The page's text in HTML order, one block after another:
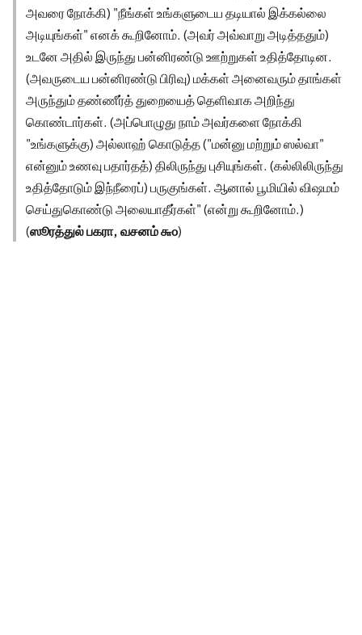
அவரை நோக்கி) "நீங்கள் உங்களுடைய தடியால் இக்கல்லை
அடியுங்கள்" எனக் கூறினோம். (அவர் அவ்வாறு அடித்ததும்)
உடனே அதில் இருந்து பன்னிரண்டு ஊற்றுகள் உதித்தோடின.
(அவருடைய பன்னிரண்டு பிரிவு) மக்கள் அனைவரும் தாங்கள்
அருந்தும் தண்ணீர்த் துறையைத் தெளிவாக அறிந்து
கொண்டார்கள். (அப்பொழுது நாம் அவர்களை நோக்கி
"உங்களுக்கு) அல்லாஹ் கொடுத்த ("மன்னு மற்றும் ஸல்வா"
என்னும் உணவு பதார்தத்) திலிருந்து புசியுங்கள். (கல்லிலிருந்து
உதித்தோடும் இந்நீரைப்) பருகுங்கள். ஆனால் பூமியில் விஷமம்
செய்துகொண்டு அலையாதீர்கள்" (என்று கூறினோம்.)
(ஸூரத்துல் பகரா, வசனம் ௬௦)